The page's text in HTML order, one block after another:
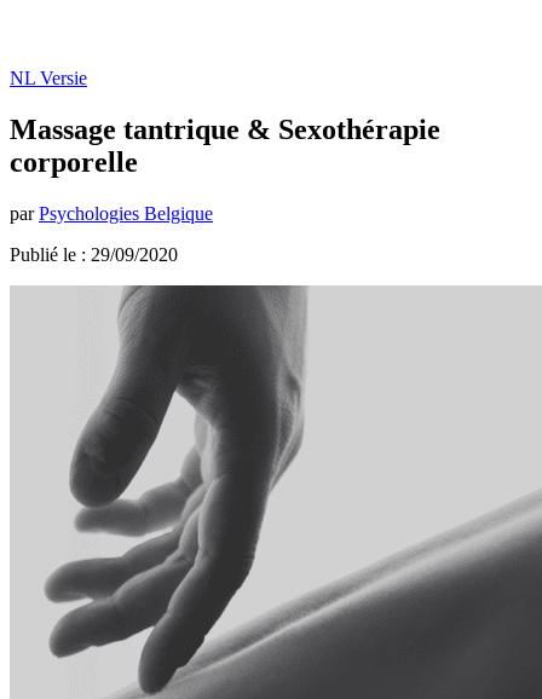
NL Versie
Massage tantrique & Sexothérapie
corporelle
par Psychologies Belgique
Publié le : 29/09/2020